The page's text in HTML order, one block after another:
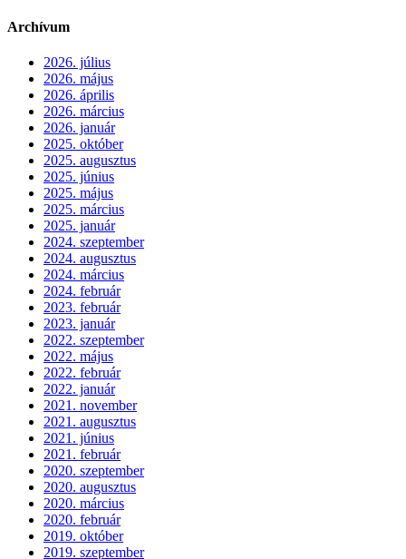
Archívum
2026. július
2026. május
2026. április
2026. március
2026. január
2025. október
2025. augusztus
2025. június
2025. május
2025. március
2025. január
2024. szeptember
2024. augusztus
2024. március
2024. február
2023. február
2023. január
2022. szeptember
2022. május
2022. február
2022. január
2021. november
2021. augusztus
2021. június
2021. február
2020. szeptember
2020. augusztus
2020. március
2020. február
2019. október
2019. szeptember